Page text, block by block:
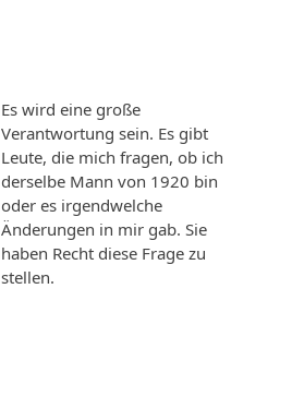
Es wird eine große
Verantwortung sein. Es gibt
Leute, die mich fragen, ob ich
derselbe Mann von 1920 bin
oder es irgendwelche
Änderungen in mir gab. Sie
haben Recht diese Frage zu
stellen.